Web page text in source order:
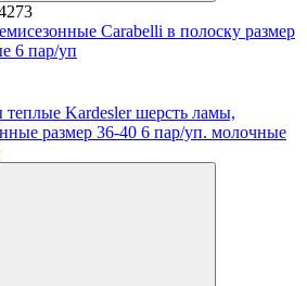
Carabelli в полоску размер
6 пар/уп